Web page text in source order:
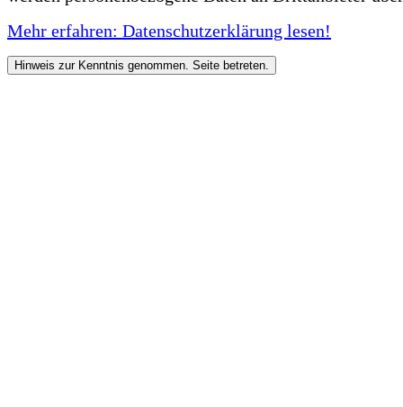
Mehr erfahren: Datenschutzerklärung lesen!
Hinweis zur Kenntnis genommen. Seite betreten.